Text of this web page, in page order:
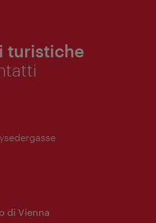
turistiche
di Vienna